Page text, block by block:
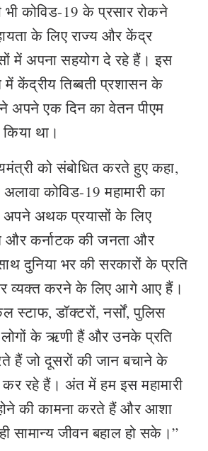
कोविड-19 के प्रसार रोकने
के लिए राज्य और केंद्र
में अपना सहयोग दे रहे हैं। इस
केंद्रीय तिब्बती प्रशासन के
अपने एक दिन का वेतन पीएम
था।
को संबोधित करते हुए कहा,
कोविड-19 महामारी का
अथक प्रयासों के लिए
और कर्नाटक की जनता और
दुनिया भर की सरकारों के प्रति
व्यक्त करने के लिए आगे आए हैं।
स्टाफ, डॉक्टरों, नर्सों, पुलिस
लोगों के ऋणी हैं और उनके प्रति
हैं जो दूसरों की जान बचाने के
कर रहे हैं। अंत में हम इस महामारी
की कामना करते हैं और आशा
सामान्य जीवन बहाल हो सके।”